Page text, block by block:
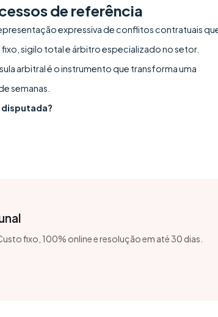
de referência
expressiva de conflitos contratuais
sigilo total e árbitro especializado no setor.
arbitral é o instrumento que transforma uma
semanas.
fixo, 100% online e resolução em até 30 dias.